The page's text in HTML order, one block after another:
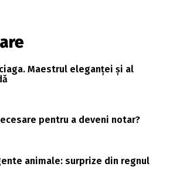
Maestrul eleganței și al
pentru a deveni notar?
animale: surprize din regnul